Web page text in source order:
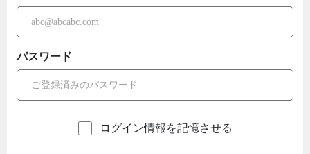
パスワード
ログイン情報を記憶させる